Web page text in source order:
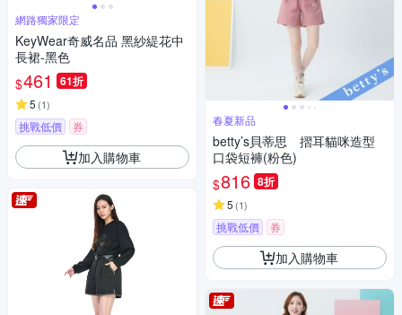
網路獨家限定
KeyWear奇威名品 黑紗緹花中
長裙-黑色
$461 61折
5 (1)
挑戰低價 券
加入購物車
春夏新品
betty’s貝蒂思 摺耳貓咪造型
口袋短褲(粉色)
$816 8折
5 (1)
挑戰低價 券
加入購物車